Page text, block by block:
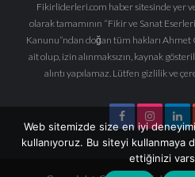
Fikirliderleri.com haber sitesinde yer
olarak tamamının “Fikir ve Sanat
Kanunu”ndan doğan tüm hakları
ait olup, izin alınmaksızın, kaynak
alıntı yapılamaz. Lütfen gizlilik ve
Web sitemizde size en iyi
kullanıyoruz. Bu siteyi kullanmaya
ettiğinizi